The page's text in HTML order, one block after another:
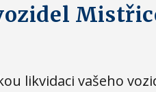
likvidaci vašeho